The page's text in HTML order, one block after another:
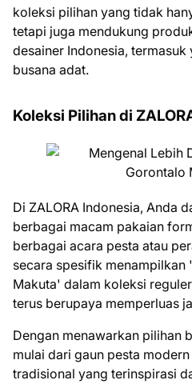
koleksi pilihan yang tidak
tetapi juga mendukung
desainer Indonesia,
busana adat.
Koleksi Pilihan di
Di ZALORA Indonesia, Anda
berbagai macam pakaian
berbagai acara pesta atau
secara spesifik menampilkan
Makuta' dalam koleksi
terus berupaya memperluas
Dengan menawarkan pilihan
mulai dari gaun pesta
tradisional yang terinspirasi